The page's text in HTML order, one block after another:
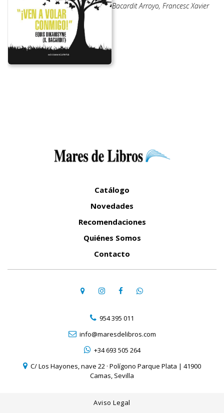
Bacardit Arroyo, Francesc Xavier
Catálogo
Novedades
Recomendaciones
Quiénes Somos
Contacto
954 395 011
info@maresdelibros.com
+34 693 505 264
C/ Los Hayones, nave 22 · Polígono Parque Plata | 41900
Camas, Sevilla
Aviso Legal